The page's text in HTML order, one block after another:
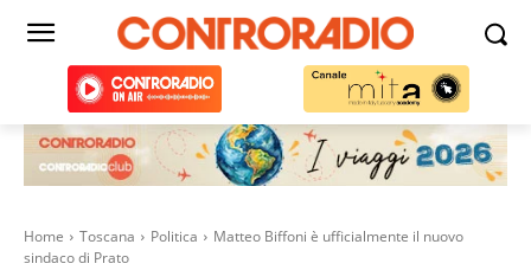
Home Toscana Politica
Matteo Biffoni è ufficialmente il nuovo
sindaco di Prato